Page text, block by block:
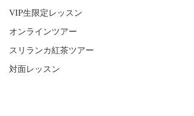
VIP生限定レッスン
オンラインツアー
スリランカ紅茶ツアー
対面レッスン